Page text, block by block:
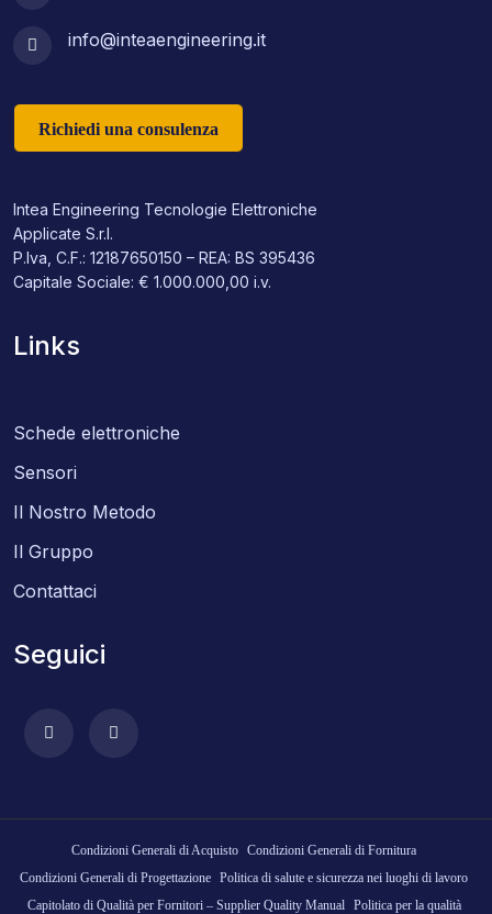
info@inteaengineering.it
Richiedi una consulenza
Intea Engineering Tecnologie Elettroniche
Applicate S.r.l.
P.Iva, C.F.: 12187650150 – REA: BS 395436
Capitale Sociale: € 1.000.000,00 i.v.
Links
Schede elettroniche
Sensori
Il Nostro Metodo
Il Gruppo
Contattaci
Seguici
Condizioni Generali di Acquisto Condizioni Generali di Fornitura
Condizioni Generali di Progettazione Politica di salute e sicurezza nei luoghi di lavoro
Capitolato di Qualità per Fornitori – Supplier Quality Manual
Politica per la qualità